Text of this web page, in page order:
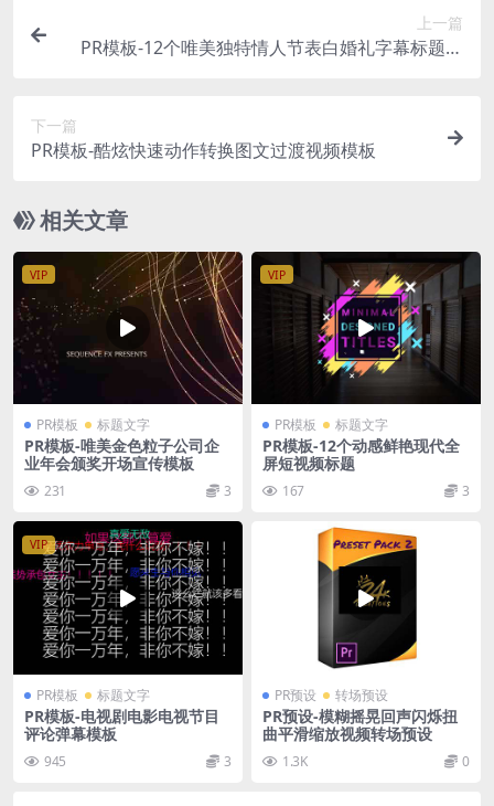
上一篇
PR模板-12个唯美独特情人节表白婚礼字幕标题视
下一篇
PR模板-酷炫快速动作转换图文过渡视频模板
相关文章
VIP
PR模板 标题文字
PR模板-唯美金色粒子公司企
业年会颁奖开场宣传模板
231 3
VIP
PR模板 标题文字
PR模板-12个动感鲜艳现代全
屏短视频标题
167 3
VIP
PR模板 标题文字
PR模板-电视剧电影电视节目
评论弹幕模板
945 3
PR预设 转场预设
PR预设-模糊摇晃回声闪烁扭
曲平滑缩放视频转场预设
1.3K 0